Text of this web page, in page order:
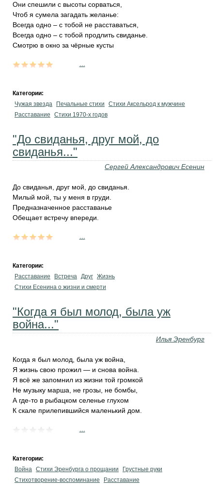
Они спешили с высоты сорваться,
Чтоб я сумела загадать желанье:
Всегда одно – с тобой не расставаться,
Всегда одно – с тобой продлить свиданье.
Смотрю в окно за чёрные кусты
Категории:
Чужая звезда
Печальные стихи
Стихи Аксельрод к мужчине
Расставание
Стихи 1970-х годов
"До свиданья, друг мой, до
свиданья..."
Сергей Александрович Есенин
До свиданья, друг мой, до свиданья.
Милый мой, ты у меня в груди.
Предназначенное расставанье
Обещает встречу впереди.
Категории:
Расставание
Встреча Друг Жизнь
Стихи Есенина о жизни и смерти
"Когда я был молод, была уж
война..."
Илья Эренбург
Когда я был молод, была уж война,
Я жизнь свою прожил — и снова война.
Я всё же запомнил из жизни той громкой
Не музыку марша, не грозы, не бомбы,
А где-то в рыбацком селенье глухом
К скале прилепившийся маленький дом.
Категории:
Война Стихи Эренбурга о прощании
Грустные руки
Стихотворение-воспоминание
Расставание